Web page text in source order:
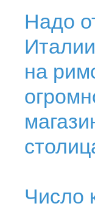
Надо
на
Число